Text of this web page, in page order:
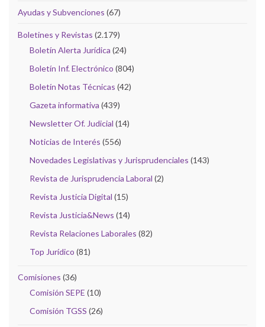
Ayudas y Subvenciones (67)
Boletines y Revistas (2.179)
Boletín Alerta Jurídica (24)
Boletín Inf. Electrónico (804)
Boletín Notas Técnicas (42)
Gazeta informativa (439)
Newsletter Of. Judicial (14)
Noticias de Interés (556)
Novedades Legislativas y Jurisprudenciales (143)
Revista de Jurisprudencia Laboral (2)
Revista Justicia Digital (15)
Revista Justicia&News (14)
Revista Relaciones Laborales (82)
Top Jurídico (81)
Comisiones (36)
Comisión SEPE (10)
Comisión TGSS (26)